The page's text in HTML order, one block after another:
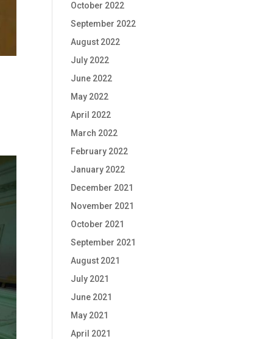
October 2022
September 2022
August 2022
July 2022
June 2022
May 2022
April 2022
March 2022
February 2022
January 2022
December 2021
November 2021
October 2021
September 2021
August 2021
July 2021
June 2021
May 2021
April 2021